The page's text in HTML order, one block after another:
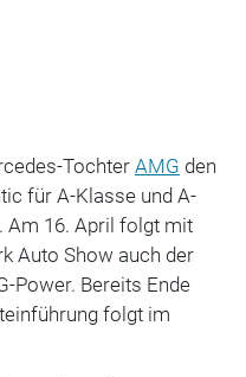
Tochter AMG den
für A-Klasse und A-
16. April folgt mit
Auto Show auch der
Power. Bereits Ende
folgt im